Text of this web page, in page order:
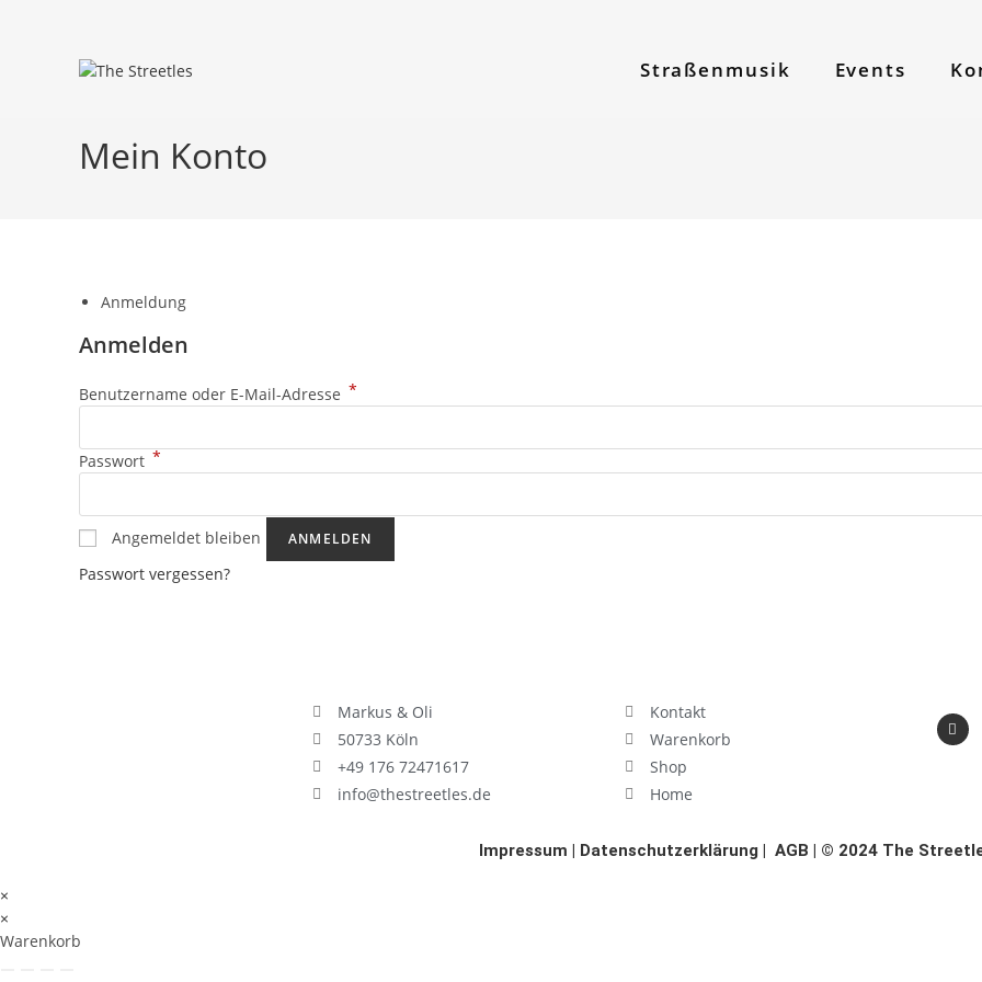
Straßenmusik Events
Mein Konto
Anmeldung
Anmelden
Benutzername oder E-Mail-Adresse *
Passwort *
Angemeldet bleiben ANMELDEN
Passwort vergessen?
Markus & Oli
50733 Köln
+49 176 72471617
info@thestreetles.de
Kontakt
Warenkorb
Shop
Home
Impressum | Datenschutzerklärung | AGB | © 2024 The
×
×
Warenkorb